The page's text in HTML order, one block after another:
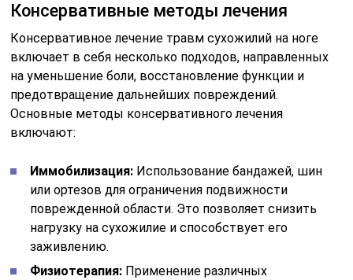
Консервативные методы лечения
Консервативное лечение травм сухожилий на ноге
включает в себя несколько подходов, направленных
на уменьшение боли, восстановление функции и
предотвращение дальнейших повреждений.
Основные методы консервативного лечения
включают:
Иммобилизация: Использование бандажей, шин
или ортезов для ограничения подвижности
поврежденной области. Это позволяет снизить
нагрузку на сухожилие и способствует его
заживлению.
Физиотерапия: Применение различных